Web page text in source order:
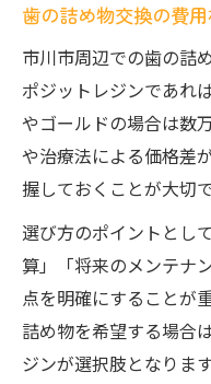
歯の詰め物交換の費
市川市周辺での歯の詰
ポジットレジンであれ
やゴールドの場合は数
や治療法による価格差
握しておくことが大切で
選び方のポイントとし
算」「将来のメンテナ
点を明確にすることが
詰め物を希望する場合
ジンが選択肢となりま